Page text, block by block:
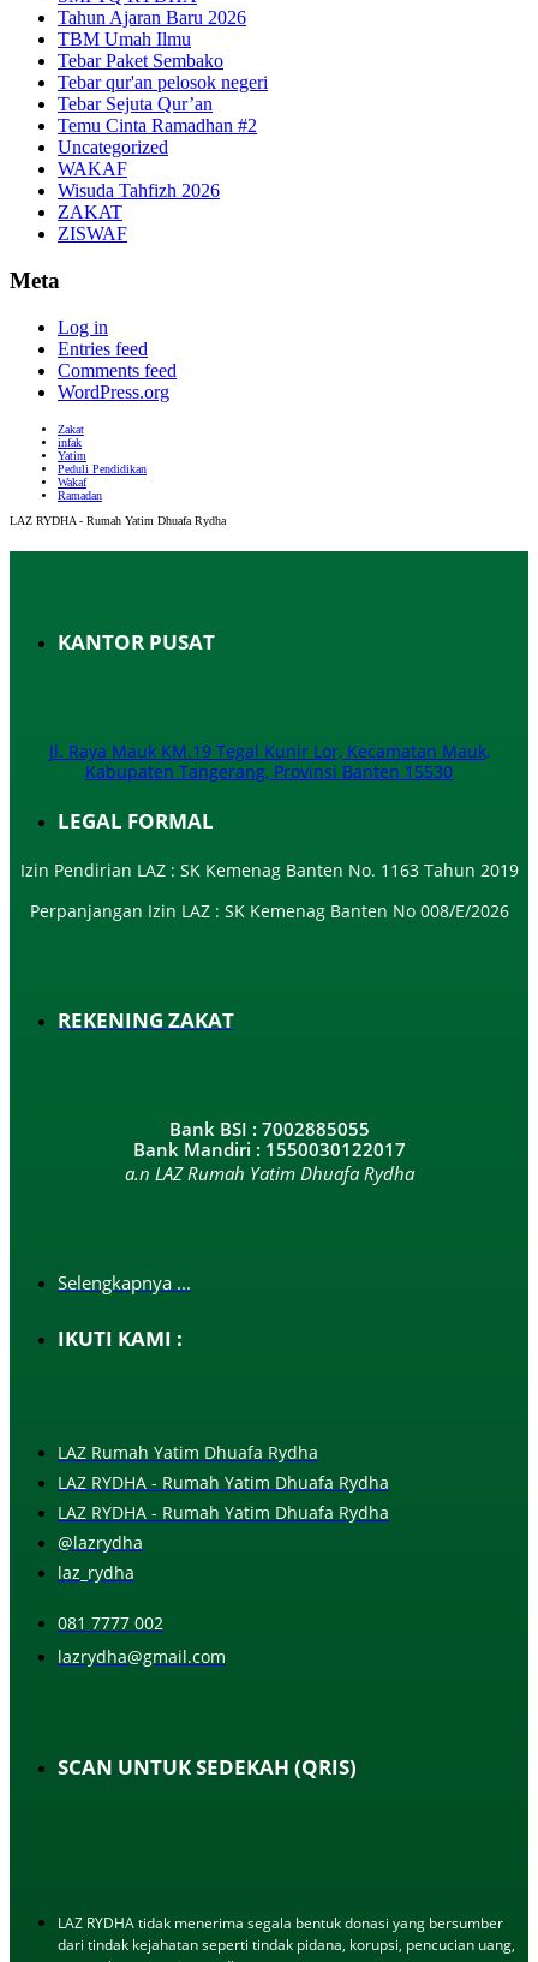
Tahun Ajaran Baru 2026
TBM Umah Ilmu
Tebar Paket Sembako
Tebar qur'an pelosok negeri
Tebar Sejuta Qur’an
Temu Cinta Ramadhan #2
Uncategorized
WAKAF
Wisuda Tahfizh 2026
ZAKAT
ZISWAF
Meta
Log in
Entries feed
Comments feed
WordPress.org
Zakat
infak
Yatim
Peduli Pendidikan
Wakaf
Ramadan
LAZ RYDHA - Rumah Yatim Dhuafa Rydha
KANTOR PUSAT
Jl. Raya Mauk KM.19 Tegal Kunir Lor, Kecamatan Mauk,
Kabupaten Tangerang, Provinsi Banten 15530
LEGAL FORMAL
Izin Pendirian LAZ : SK Kemenag Banten No. 1163 Tahun 2019
Perpanjangan Izin LAZ : SK Kemenag Banten No 008/E/2026​
REKENING ZAKAT
Bank BSI : 7002885055
Bank Mandiri : 1550030122017
a.n LAZ Rumah Yatim Dhuafa Rydha
Selengkapnya ...
IKUTI KAMI :
LAZ Rumah Yatim Dhuafa Rydha
LAZ RYDHA - Rumah Yatim Dhuafa Rydha
LAZ RYDHA - Rumah Yatim Dhuafa Rydha
@lazrydha
laz_rydha
081 7777 002
lazrydha@gmail.com
SCAN UNTUK SEDEKAH (QRIS)
LAZ RYDHA tidak menerima segala bentuk donasi yang bersumber
dari tindak kejahatan seperti tindak pidana, korupsi, pencucian uang,